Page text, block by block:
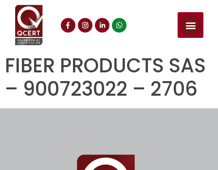
FIBER PRODUCTS SAS
– 900723022 – 2706